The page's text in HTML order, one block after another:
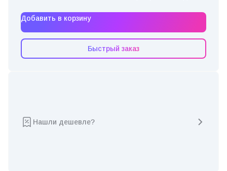
Добавить в корзину
Быстрый заказ
Нашли дешевле?